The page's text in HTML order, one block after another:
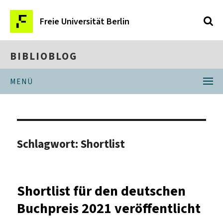
Freie Universität Berlin
BIBLIOBLOG
MENÜ
Schlagwort:Shortlist
Shortlist für den deutschen
Buchpreis 2021 veröffentlicht